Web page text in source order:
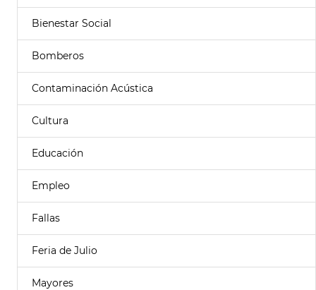
Bienestar Social
Bomberos
Contaminación Acústica
Cultura
Educación
Empleo
Fallas
Feria de Julio
Mayores